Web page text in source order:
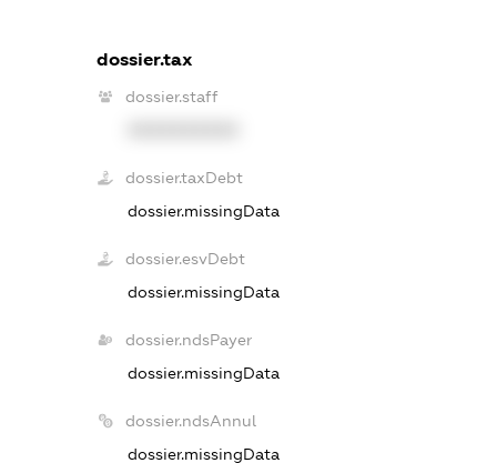
dossier.tax
dossier.staff
dossier.taxDebt
dossier.missingData
dossier.esvDebt
dossier.missingData
dossier.ndsPayer
dossier.missingData
dossier.ndsAnnul
dossier.missingData